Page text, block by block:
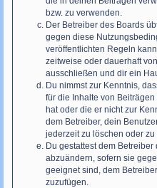
bzw. zu verwenden.
Der Betreiber des Boards
gegen diese
veröffentlichten Regeln
zeitweise oder dauerhaft
ausschließen und dir ein
Du nimmst zur Kenntnis,
für die Inhalte von
hat oder die er nicht zur
dem Betreiber, dein
jederzeit zu löschen oder zu
Du gestattest dem
abzuändern, sofern sie
geeignet sind, dem
zuzufügen.